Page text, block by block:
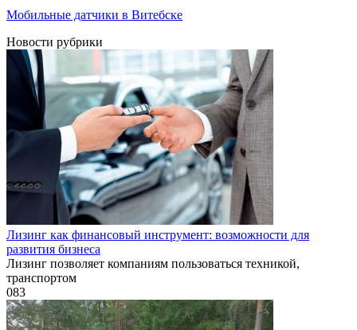
Мобильные датчики в Витебске
Новости рубрики
Лизинг как финансовый инструмент: возможности для
развития бизнеса
Лизинг позволяет компаниям пользоваться техникой,
транспортом
083